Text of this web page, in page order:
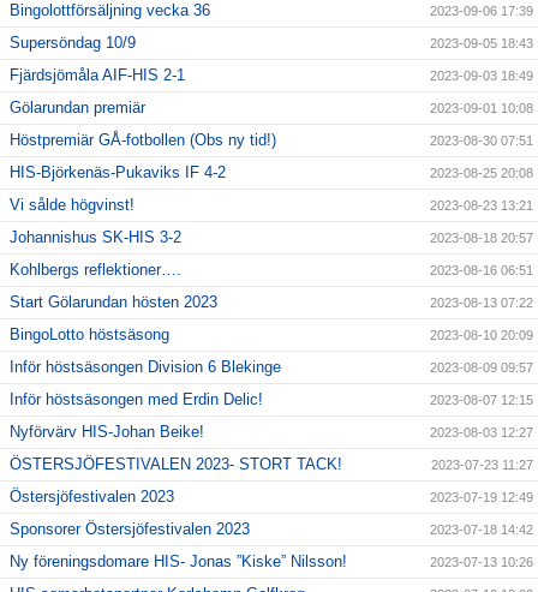
Bingolottförsäljning vecka 36 2023-09-06 17:39
Supersöndag 10/9 2023-09-05 18:43
Fjärdsjömåla AIF-HIS 2-1 2023-09-03 18:49
Gölarundan premiär 2023-09-01 10:08
Höstpremiär GÅ-fotbollen (Obs ny tid!) 2023-08-30 07:51
HIS-Björkenäs-Pukaviks IF 4-2 2023-08-25 20:08
Vi sålde högvinst! 2023-08-23 13:21
Johannishus SK-HIS 3-2 2023-08-18 20:57
Kohlbergs reflektioner…. 2023-08-16 06:51
Start Gölarundan hösten 2023 2023-08-13 07:22
BingoLotto höstsäsong 2023-08-10 20:09
Inför höstsäsongen Division 6 Blekinge 2023-08-09 09:57
Inför höstsäsongen med Erdin Delic! 2023-08-07 12:15
Nyförvärv HIS-Johan Beike! 2023-08-03 12:27
ÖSTERSJÖFESTIVALEN 2023- STORT TACK! 2023-07-23 11:27
Östersjöfestivalen 2023 2023-07-19 12:49
Sponsorer Östersjöfestivalen 2023 2023-07-18 14:42
Ny föreningsdomare HIS- Jonas ”Kiske” Nilsson! 2023-07-13 10:26